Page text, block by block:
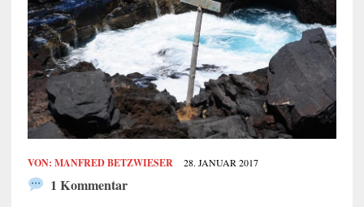
VON: MANFRED BETZWIESER 28. JANUAR 2017
1 Kommentar